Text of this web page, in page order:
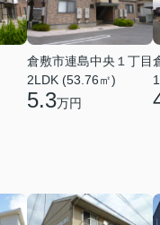
倉敷市連島中央１丁目
2LDK (53.76㎡)
5.3万円